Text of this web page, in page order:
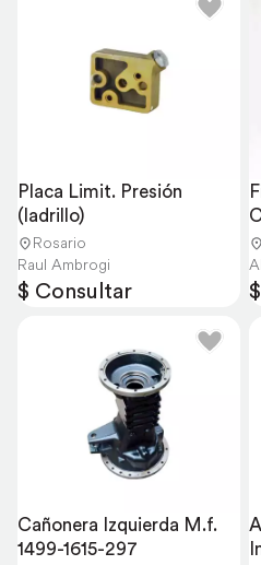
Placa Limit. Presión
(ladrillo)
Rosario
Raul Ambrogi
$ Consultar
Cañonera Izquierda M.f.
1499-1615-297